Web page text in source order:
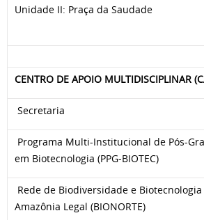
Unidade II: Praça da Saudade
CENTRO DE APOIO MULTIDISCIPLINAR
Secretaria
Programa Multi-Institucional de Pós-
em Biotecnologia (PPG-BIOTEC)
Rede de Biodiversidade e Biotecnologia
Amazônia Legal (BIONORTE)